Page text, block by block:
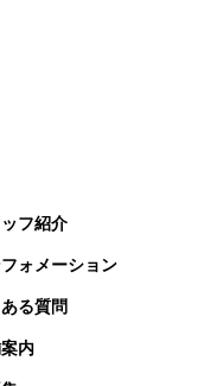
フ紹介
ォメーション
る質問
内